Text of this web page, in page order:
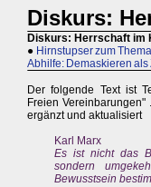
Diskurs:
Diskurs: Herrschaft im
● Hirnstupser zum Thema
Abhilfe: Demaskieren als
Der folgende Text ist
Freien Vereinbarungen"
ergänzt und aktualisiert
Karl Marx
Es ist nicht das
sondern
Bewusstsein